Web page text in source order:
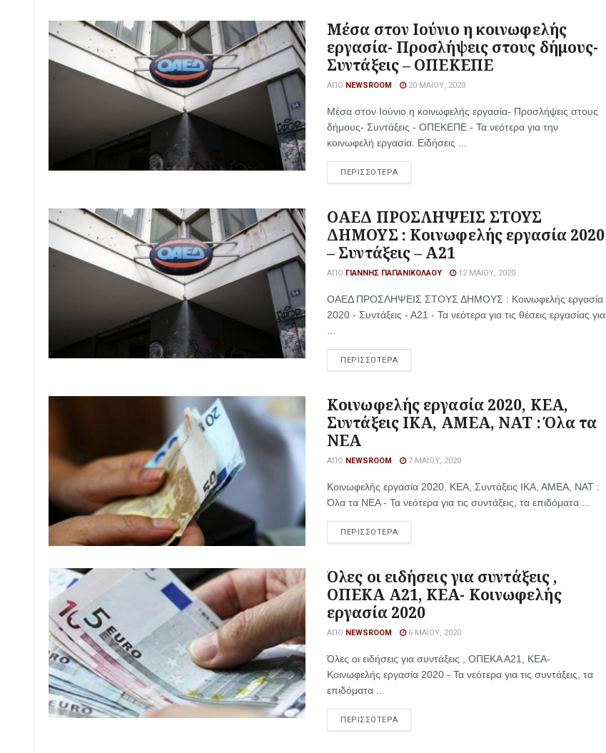
Μέσα στον Ιούνιο η κοινωφελής
εργασία- Προσλήψεις στους δήμους-
Συντάξεις – ΟΠΕΚΕΠΕ
ΑΠΌ NEWSROOM 20 ΜΑΪ́ΟΥ, 2020
Μέσα στον Ιούνιο η κοινωφελής εργασία- Προσλήψεις στους
δήμους- Συντάξεις - ΟΠΕΚΕΠΕ - Τα νεότερα για την
κοινωφελή εργασία. Ειδήσεις ...
ΠΕΡΙΣΣΟΤΕΡΑ
ΟΑΕΔ ΠΡΟΣΛΗΨΕΙΣ ΣΤΟΥΣ
ΔΗΜΟΥΣ : Κοινωφελής εργασία 2020
– Συντάξεις – Α21
ΑΠΌ ΓΙΆΝΝΗΣ ΠΑΠΑΝΙΚΟΛΆΟΥ 12 ΜΑΪ́ΟΥ, 2020
ΟΑΕΔ ΠΡΟΣΛΗΨΕΙΣ ΣΤΟΥΣ ΔΗΜΟΥΣ : Κοινωφελής εργασία
2020 - Συντάξεις - Α21 - Τα νεότερα για τις θέσεις εργασίας για
ΠΕΡΙΣΣΟΤΕΡΑ
Κοινωφελής εργασία 2020, ΚΕΑ,
Συντάξεις ΙΚΑ, ΑΜΕΑ, ΝΑΤ : Όλα τα
ΝΕΑ
ΑΠΌ NEWSROOM 7 ΜΑΪ́ΟΥ, 2020
Κοινωφελής εργασία 2020, ΚΕΑ, Συντάξεις ΙΚΑ, ΑΜΕΑ, ΝΑΤ :
Όλα τα ΝΕΑ - Τα νεότερα για τις συντάξεις, τα επιδόματα ...
ΠΕΡΙΣΣΟΤΕΡΑ
Όλες οι ειδήσεις για συντάξεις ,
ΟΠΕΚΑ Α21, ΚΕΑ- Κοινωφελής
εργασία 2020
ΑΠΌ NEWSROOM 6 ΜΑΪ́ΟΥ, 2020
Όλες οι ειδήσεις για συντάξεις , ΟΠΕΚΑ Α21, ΚΕΑ-
Κοινωφελής εργασία 2020 - Τα νεότερα για τις συντάξεις, τα
επιδόματα ...
ΠΕΡΙΣΣΟΤΕΡΑ